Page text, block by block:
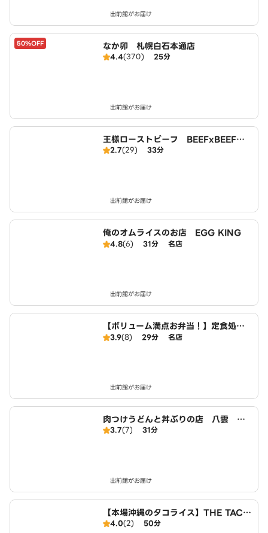
出前館がお届け
50%OFF なか卯 札幌白石本通店
4.4(370) 25分
出前館がお届け
王様ローストビーフ BEEFxBEEF
すすきの店
2.7(29) 33分
出前館がお届け
俺のオムライスのお店 EGG KING
4.8(6) 31分 名店
出前館がお届け
【ボリューム満点お弁当！】定食処は
るき 菊水店
3.9(8) 29分 名店
出前館がお届け
肉つけうどんと丼ぶりの店 八雲 豊
平店
3.7(7) 31分
出前館がお届け
【本場沖縄のタコライス】THE TACO
RICE HOUSE 札幌店
4.0(2) 50分